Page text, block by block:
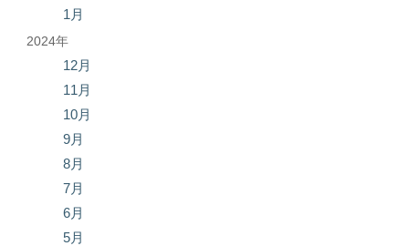
1月
2024年
12月
11月
10月
9月
8月
7月
6月
5月